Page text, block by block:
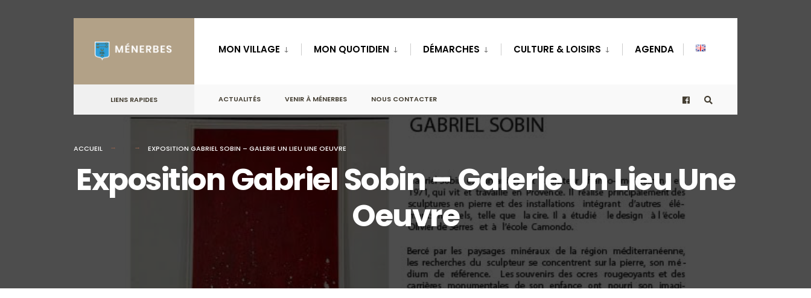
content
MON VILLAGE MON QUOTIDIEN DÉMARCHES CULTURE & LOISIRS AGENDA
LIENS RAPIDES ACTUALITÉS VENIR À MÉNERBES NOUS CONTACTER
ACCUEIL EXPOSITION GABRIEL SOBIN – GALERIE UN LIEU UNE OEUVRE
Exposition Gabriel Sobin – Galerie Un Lieu Une
Oeuvre